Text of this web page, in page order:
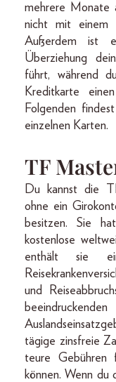
mehrere Monate
nicht mit einem
Außerdem ist
Überziehung
führt, während
Kreditkarte
Folgenden
einzelnen Karten.
TF
Du kannst die
ohne ein
besitzen. Sie
kostenlose
enthält sie ein
und
tägige zinsfreie
teure Gebühren
können. Wenn